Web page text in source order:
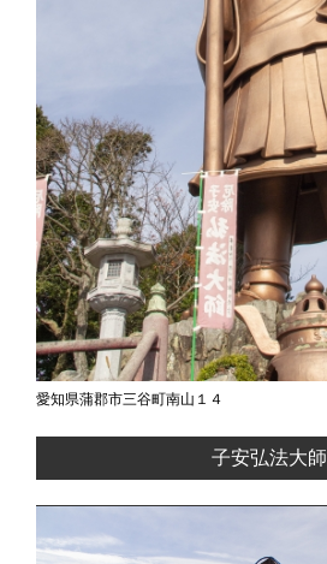
愛知県蒲郡市三谷町南山１４
子安弘法大師